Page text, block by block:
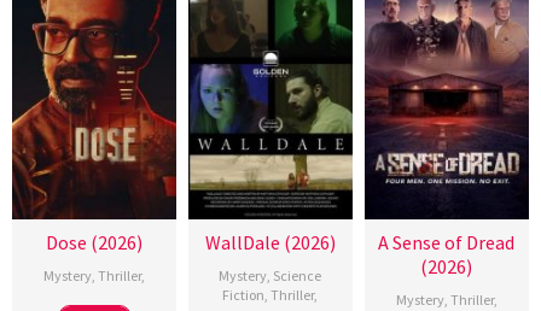
Dose (2026)
Mystery, Thriller,
WallDale (2026)
Mystery, Science
Fiction,Thriller,
A Sense of Dread
(2026)
Mystery, Thriller,